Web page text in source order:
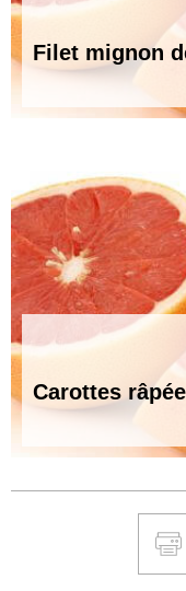
Filet mignon
Carottes